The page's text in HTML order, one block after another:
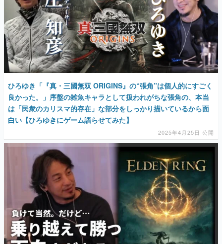
ひろゆき「『真・三國無双 ORIGINS』の“張角”は個人的にすごく
良かった。」序盤の雑魚キャラとして扱われがちな張角の、本当
は「民衆のカリスマ的存在」な部分をしっかり描いているから面
白い【ひろゆきにゲーム語らせてみた】
2025年4月25日 公開